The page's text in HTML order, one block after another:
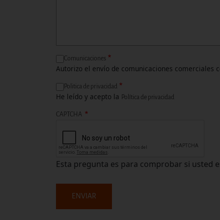
Comunicaciones
Autorizo el envío de comunicaciones comerciales
Politica de privacidad
He leído y acepto la Política de privacidad
CAPTCHA
Esta pregunta es para comprobar si usted